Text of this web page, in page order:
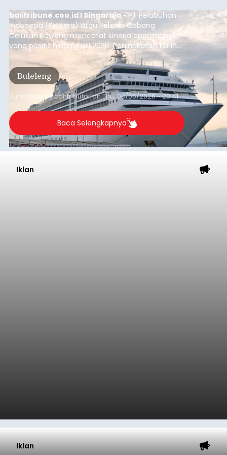
balitribune.coo.id I Singaraja -PT Pelabuhan
Indonesia (Persero) atau Pelindo Cabang
Celukan Bawang mencatat kinerja operasional
yang positif hingga Juli 2026. Peningkatan terlihat
dari arus kapal yang mencapai 1,48 juta Gross
Tonnage (GT), atau tumbuh 12,4 persen
dibandingkan periode yang sama tahun lalu
yang tercatat sebesar 1,32 juta GT.
Buleleng
Submitted bycontributoronThu, 08/06/2026 - 20:41
Baca Selengkapnya
Iklan
Iklan